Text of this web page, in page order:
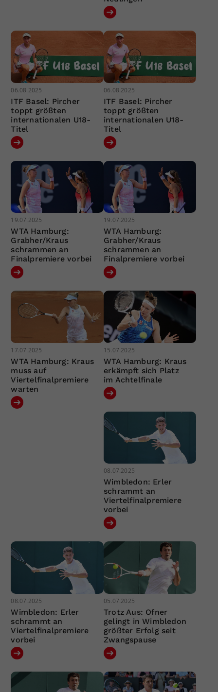
06.08.2025
ITF Basel: Pircher
toppt größten
internationalen U18-
Titel
06.08.2025
ITF Basel: Pircher
toppt größten
internationalen U18-
Titel
19.07.2025
WTA Hamburg:
Grabher/Kraus
schrammen an
Finalpremiere vorbei
19.07.2025
WTA Hamburg:
Grabher/Kraus
schrammen an
Finalpremiere vorbei
17.07.2025
WTA Hamburg: Kraus
muss auf
Viertelfinalpremiere
warten
15.07.2025
WTA Hamburg: Kraus
erkämpft sich Platz
im Achtelfinale
08.07.2025
Wimbledon: Erler
schrammt an
Viertelfinalpremiere
vorbei
08.07.2025
Wimbledon: Erler
schrammt an
Viertelfinalpremiere
vorbei
05.07.2025
Trotz Aus: Ofner
gelingt in Wimbledon
größter Erfolg seit
Zwangspause